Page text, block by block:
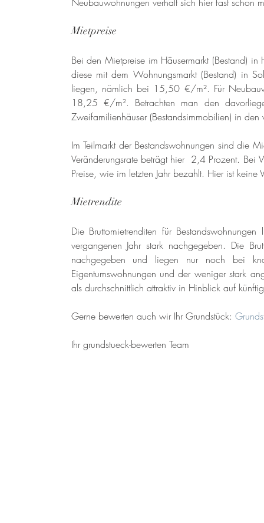
Mietpreise
Bei den Mietpreise im Häusermarkt (Bestand)
diese mit dem Wohnungsmarkt (Bestand) in
liegen, nämlich bei 15,50 €/m². Für
18,25 €/m². Betrachten man den
Zweifamilienhäuser (Bestandsimmobilien) in
Im Teilmarkt der Bestandswohnungen sind die
Veränderungsrate beträgt hier  2,4 Prozent.
Preise, wie im letzten Jahr bezahlt. Hier ist keine
Mietrendite
Die Bruttomietrenditen für
vergangenen Jahr stark nachgegeben. Die
nachgegeben und liegen nur noch bei
Eigentumswohnungen und der weniger stark
als durchschnittlich attraktiv in Hinblick auf
Gerne bewerten auch wir Ihr Grundstück:
Ihr grundstueck-bewerten Team